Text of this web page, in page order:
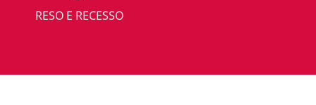
RESO E RECESSO